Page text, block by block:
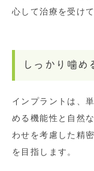
心して治療を受け
しっかり噛め
インプラントは、
める機能性と自然
わせを考慮した精
を目指します。